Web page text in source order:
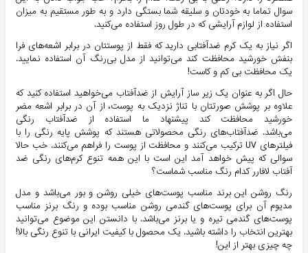
سوال تماما به خودتان و سلیقه شما بستگی دارد و به طور مستقیم به میزان
استفاده از لوازم آرایشی که در طول روز استفاده می‌کنید.
اگر نیاز به یک کرم ضدآفتابی دارید که فقط از پوستتان در برابر اشعه‌های فرا
بنفش خورشید محافظت کند می‌توانید از مدل بی‌رنگ آن استفاده نمایید.
یک محافظت بی کم و کاست!
حال اگر به عنوان یک زیر ساز آرایش از ضدآفتاب می‌خواهید استفاده کنید که
علاوه بر پوشش صورتتان با تناژ نزدیک به پوست،‌ از آن در برابر اشعه مضر
خورشید محافظت کند پیشنهاد ما استفاده از ضدآفتاب رنگی
می‌باشد. ضدآفتاب‌های رنگی محصولاتی هستند که پوشش پایه رنگی را با
فیلترهای UV ترکیب می‌کنند و محافظت از پوست را فراهم می‌کنند. خب حالا
سوالی که پیش خواهد آمد این است با این همه تنوع کرم‌های رنگی ضد
آفتاب لافارر کدام رنگ مناسب شماست؟
رنگ روشن این برند مناسب پوست‌های خیلی روشن و بور می‌باشد و مدل
مدیوم آن برای پوست‌های گندمی روشن مناسب بوده و رنگ برنز مناسب
پوست‌های گندمی تیره و یا برنز می‌باشد. با دانستن این موضوع می‌توانید
بهترین انتخاب را داشته باشید. یک محصول با کیفیت ایرانی با تنوع رنگی بالا!
چه چیزی بهتر از این!